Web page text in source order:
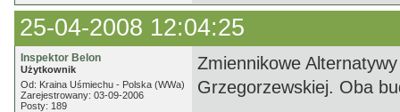
25-04-2008 12:04:25
Inspektor Belon
Użytkownik
Od: Kraina Uśmiechu - Polska (WWa)
Zarejestrowany: 03-09-2006
Posty: 189
Zmiennikowe
Grzegorzewskiej. Oba